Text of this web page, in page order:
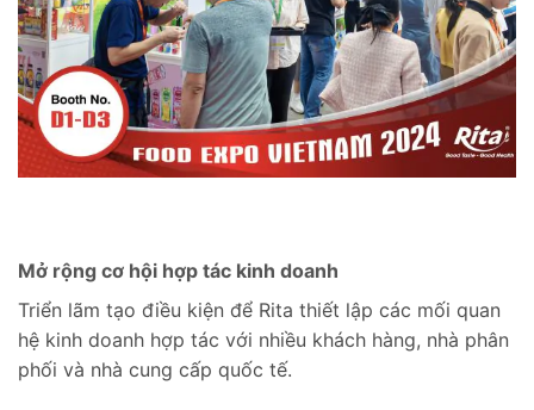
Mở rộng cơ hội hợp tác kinh doanh
Triển lãm tạo điều kiện để Rita thiết lập các mối quan
hệ kinh doanh hợp tác với nhiều khách hàng, nhà phân
phối và nhà cung cấp quốc tế.